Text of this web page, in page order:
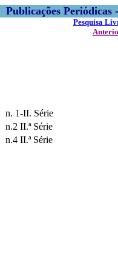
Publicações
Pesquisa
n. 1-II. Série
n.2 II.ª Série
n.4 II.ª Série